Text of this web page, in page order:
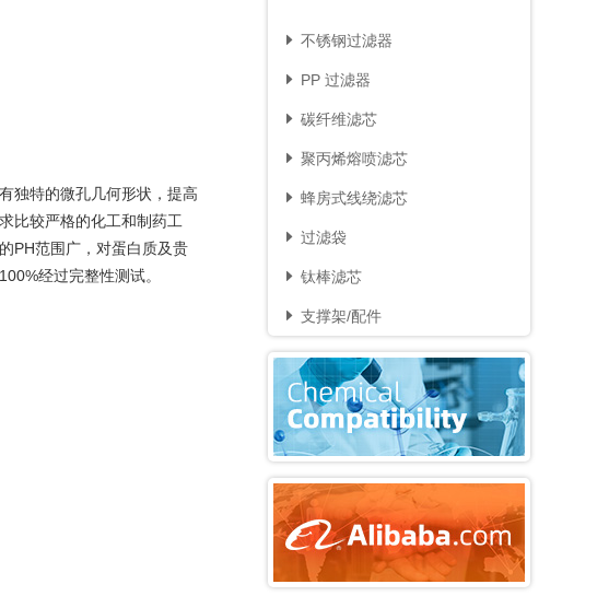
 不锈钢过滤器
 PP 过滤器
 碳纤维滤芯
 聚丙烯熔喷滤芯
 蜂房式线绕滤芯
 过滤袋
 钛棒滤芯
 支撑架/配件
独特的微孔几何形状，提高
比较严格的化工和制药工
PH范围广，对蛋白质及贵
经过完整性测试。